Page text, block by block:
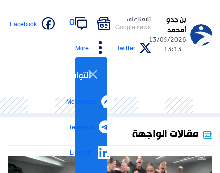
بن جدو
أمحمد
13/05/2026
- 13:13
تابعنا على
Google news
0
Facebook
Twitter
More
التواصل الاجتماعي
Messenger
Telegram
LinkedIn
مقالات الواجهة